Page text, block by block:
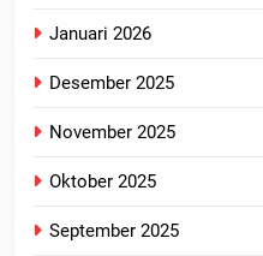
Januari 2026
Desember 2025
November 2025
Oktober 2025
September 2025